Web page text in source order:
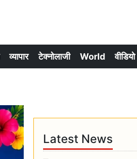
व्यापार टेक्नोलाजी World वीडियो
Latest News